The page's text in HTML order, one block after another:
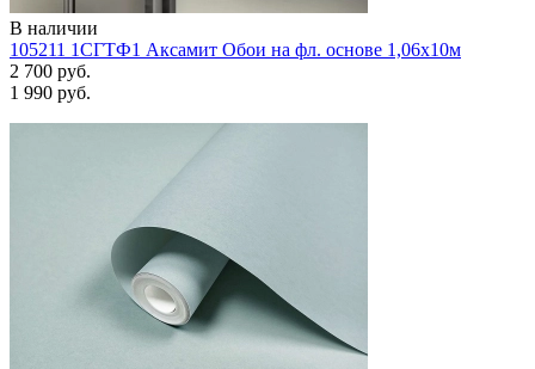
В наличии
105211 1СГТФ1 Аксамит Обои на фл. основе 1,06х10м
2 700 руб.
1 990 руб.